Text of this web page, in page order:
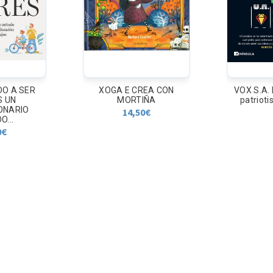
CON
€
VOX S.A. El negocio del
patriotismo español